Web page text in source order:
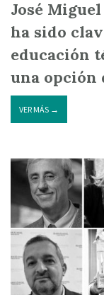
José
ha sido
educación
una opción
VER MÁS →